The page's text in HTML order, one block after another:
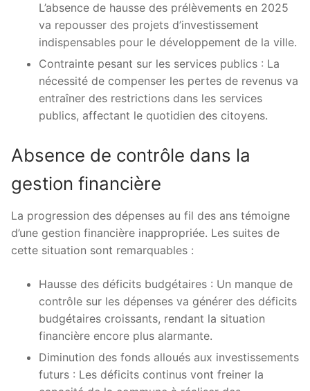
L’absence de hausse des prélèvements en 2025
va repousser des projets d’investissement
indispensables pour le développement de la ville.
Contrainte pesant sur les services publics : La
nécessité de compenser les pertes de revenus va
entraîner des restrictions dans les services
publics, affectant le quotidien des citoyens.
Absence de contrôle dans la
gestion financière
La progression des dépenses au fil des ans témoigne
d’une gestion financière inappropriée. Les suites de
cette situation sont remarquables :
Hausse des déficits budgétaires : Un manque de
contrôle sur les dépenses va générer des déficits
budgétaires croissants, rendant la situation
financière encore plus alarmante.
Diminution des fonds alloués aux investissements
futurs : Les déficits continus vont freiner la